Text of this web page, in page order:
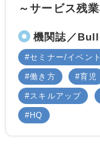
～サービス残
機関誌／
セミナー/イベン
働き方 育児
スキルアップ
HQ